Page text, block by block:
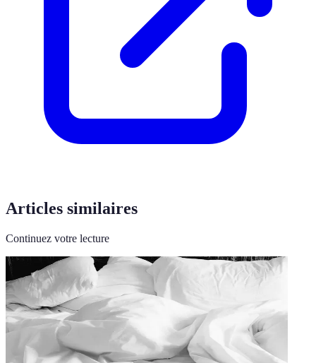
Articles similaires
Continuez votre lecture